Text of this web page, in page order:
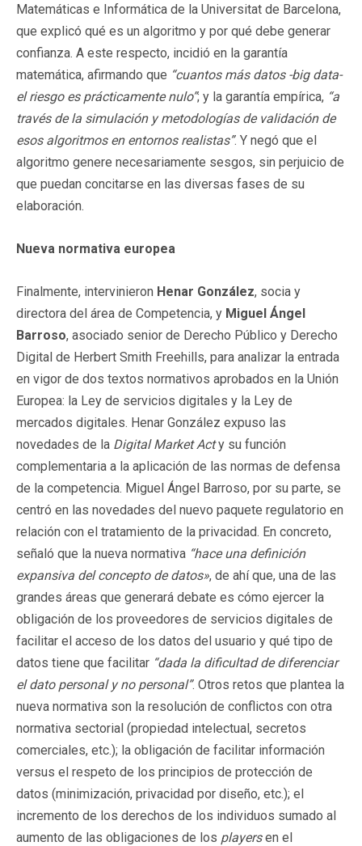
Matemáticas e Informática de la Universitat de Barcelona,
que explicó qué es un algoritmo y por qué debe generar
confianza. A este respecto, incidió en la garantía
matemática, afirmando que “cuantos más datos -big data-
el riesgo es prácticamente nulo”; y la garantía empírica, “a
través de la simulación y metodologías de validación de
esos algoritmos en entornos realistas”. Y negó que el
algoritmo genere necesariamente sesgos, sin perjuicio de
que puedan concitarse en las diversas fases de su
elaboración.
Nueva normativa europea
Finalmente, intervinieron Henar González, socia y
directora del área de Competencia, y Miguel Ángel
Barroso, asociado senior de Derecho Público y Derecho
Digital de Herbert Smith Freehills, para analizar la entrada
en vigor de dos textos normativos aprobados en la Unión
Europea: la Ley de servicios digitales y la Ley de
mercados digitales. Henar González expuso las
novedades de la Digital Market Acty su función
complementaria a la aplicación de las normas de defensa
de la competencia. Miguel Ángel Barroso, por su parte, se
centró en las novedades del nuevo paquete regulatorio en
relación con el tratamiento de la privacidad. En concreto,
señaló que la nueva normativa “hace una definición
expansiva del concepto de datos», de ahí que, una de las
grandes áreas que generará debate es cómo ejercer la
obligación de los proveedores de servicios digitales de
facilitar el acceso de los datos del usuario y qué tipo de
datos tiene que facilitar “dada la dificultad de diferenciar
el dato personal y no personal”. Otros retos que plantea la
nueva normativa son la resolución de conflictos con otra
normativa sectorial (propiedad intelectual, secretos
comerciales, etc.); la obligación de facilitar información
versus el respeto de los principios de protección de
datos (minimización, privacidad por diseño, etc.); el
incremento de los derechos de los individuos sumado al
aumento de las obligaciones de los playersen el